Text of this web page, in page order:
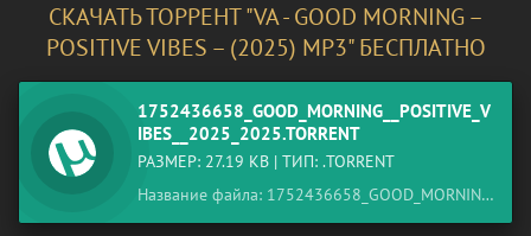
СКАЧАТЬ ТОРРЕНТ "VA - GOOD MORNING –
POSITIVE VIBES – (2025) MP3" БЕСПЛАТНО
1752436658_GOOD_MORNING__POSITIVE_V
IBES__2025_2025.TORRENT
РАЗМЕР: 27.19 KB | ТИП: .TORRENT
Название файла: 1752436658_GOOD_MORNING__POSITIVE_VIBES__2025_2025.torrent